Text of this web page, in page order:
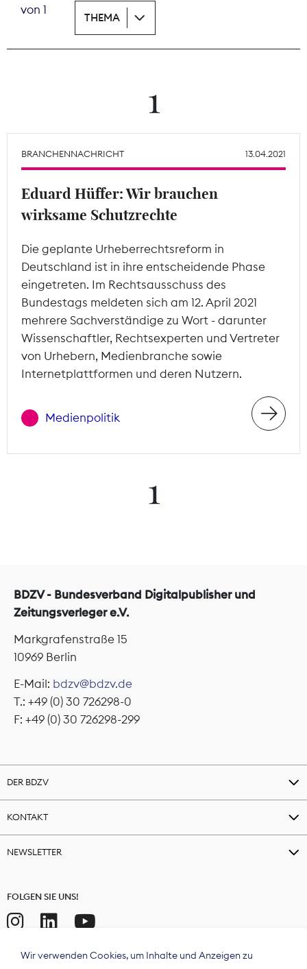
Wächterpreis
Mitgliederbereich
von 1
THEMA
1
BRANCHENNACHRICHT 13.04.2021
Eduard Hüffer: Wir brauchen
wirksame Schutzrechte
Die geplante Urheberrechtsreform in
Deutschland ist in ihre entscheidende Phase
eingetreten. Im Rechtsausschuss des
Bundestags meldeten sich am 12. April 2021
mehrere Sachverständige zu Wort - darunter
Wissenschaftler, Rechtsexperten und Vertreter
von Urhebern, Medienbranche sowie
Internetplattformen und deren Nutzern.
Medienpolitik
1
BDZV - Bundesverband Digitalpublisher und
Zeitungsverleger e.V.
Markgrafenstraße 15
10969 Berlin
E-Mail: bdzv@bdzv.de
T.: +49 (0) 30 726298-0
F: +49 (0) 30 726298-299
DER BDZV
KONTAKT
NEWSLETTER
FOLGEN SIE UNS!
Wir verwenden Cookies, um Inhalte und Anzeigen zu